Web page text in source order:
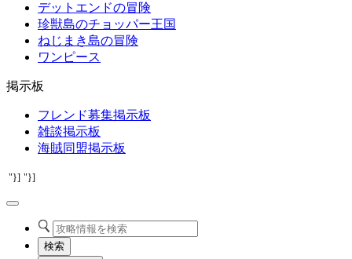
デットエンドの冒険
珍獣島のチョッパー王国
ねじまき島の冒険
ワンピース
掲示板
フレンド募集掲示板
雑談掲示板
海賊同盟掲示板
"}] "}]
検索